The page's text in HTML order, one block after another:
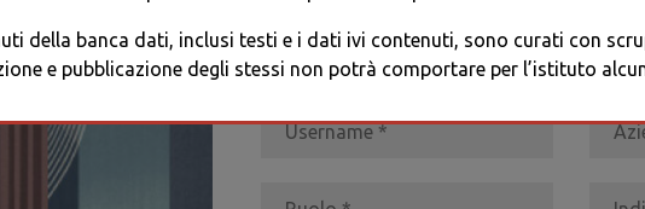
della banca dati, inclusi testi e i dati ivi contenuti, sono curati con
e pubblicazione degli stessi non potrà comportare per l’istituto